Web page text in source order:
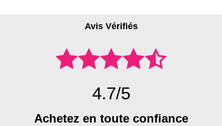
Avis Vérifiés
4.7/5
Achetez en toute confiance